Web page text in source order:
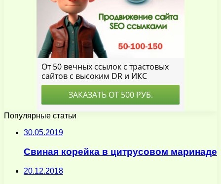
Популярные статьи
30.05.2019
Свиная корейка в цитрусовом маринаде
20.12.2018